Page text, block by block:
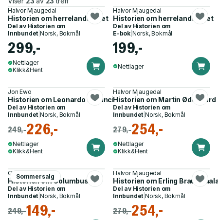
Halvor Mjaugedal
Historien om herrelandslaget
Del av Historien om
Innbundet |Norsk, Bokmål
299,-
Nettlager
Klikk&Hent
Halvor Mjaugedal
Historien om herrelandslaget
Del av Historien om
E-bok Norsk, Bokmål
199,-
Nettlager
Jon Ewo
Historien om Leonardo da Vinci
Del av Historien om
Innbundet |Norsk, Bokmål
249,-226,-
Nettlager
Klikk&Hent
Halvor Mjaugedal
Historien om Martin Ødegaard
Del av Historien om
Innbundet |Norsk, Bokmål
279,-254,-
Nettlager
Klikk&Hent
Sommersalg
Cecilie Winger
Historien om Columbus
Del av Historien om
Innbundet |Norsk, Bokmål
249,-149,-
Halvor Mjaugedal
Historien om Erling Braut
Del av Historien om
Innbundet |Norsk, Bokmål
279,-254,-